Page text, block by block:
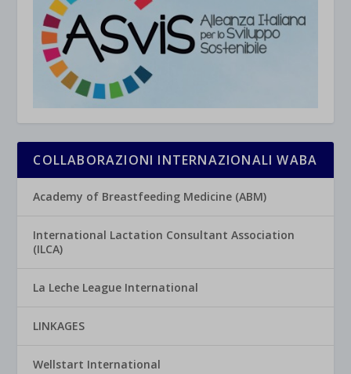
COLLABORAZIONI INTERNAZIONALI WABA
Academy of Breastfeeding Medicine (ABM)
International Lactation Consultant Association
(ILCA)
La Leche League International
LINKAGES
Wellstart International